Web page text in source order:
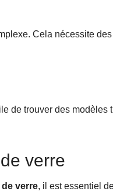
Cela nécessite
de trouver des modèles
verre
verre, il est essentiel